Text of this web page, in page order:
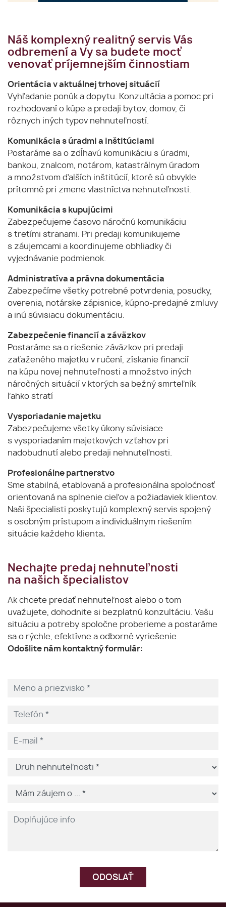
Náš komplexný realitný servis Vás
odbremení a Vy sa budete mocť
venovať príjemnejším činnostiam
Orientácia v aktuálnej trhovej situácií
Vyhľadanie ponúk a dopytu. Konzultácia a pomoc pri
rozhodovaní o kúpe a predaji bytov, domov, či
rôznych iných typov nehnuteľností.
Komunikácia s úradmi a inštitúciami
Postaráme sa o zdĺhavú komunikáciu s úradmi,
bankou, znalcom, notárom, katastrálnym úradom
a množstvom ďalších inštitúcií, ktoré sú obvykle
prítomné pri zmene vlastníctva nehnuteľnosti.
Komunikácia s kupujúcimi
Zabezpečujeme časovo náročnú komunikáciu
s tretími stranami. Pri predaji komunikujeme
s záujemcami a koordinujeme obhliadky či
vyjednávanie podmienok.
Administratíva a právna dokumentácia
Zabezpečíme všetky potrebné potvrdenia, posudky,
overenia, notárske zápisnice, kúpno-predajné zmluvy
a inú súvisiacu dokumentáciu.
Zabezpečenie financií a záväzkov
Postaráme sa o riešenie záväzkov pri predaji
zaťaženého majetku v ručení, získanie financií
na kúpu novej nehnuteľnosti a množstvo iných
náročných situácií v ktorých sa bežný smrteľník
ľahko stratí
Vysporiadanie majetku
Zabezpečujeme všetky úkony súvisiace
s vysporiadaním majetkových vzťahov pri
nadobudnutí alebo predaji nehnuteľnosti.
Profesionálne partnerstvo
Sme stabilná, etablovaná a profesionálna spoločnosť
orientovaná na splnenie cieľov a požiadaviek klientov.
Naši špecialisti poskytujú komplexný servis spojený
s osobným prístupom a individuálnym riešením
situácie každeho klienta.
Nechajte predaj nehnuteľnosti
na našich špecialistov
Ak chcete predať nehnuteľnost alebo o tom
uvažujete, dohodnite si bezplatnú konzultáciu. Vašu
situáciu a potreby spoločne proberieme a postaráme
sa o rýchle, efektívne a odborné vyriešenie.
Odošlite nám kontaktný formulár: